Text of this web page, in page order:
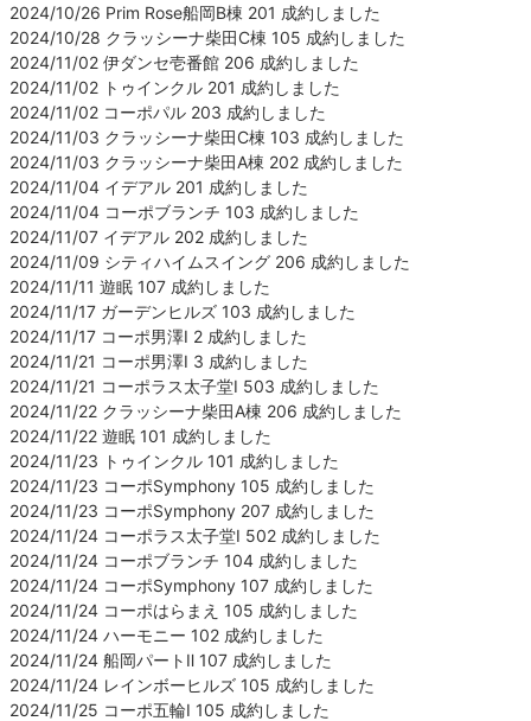
2024/10/26 Prim Rose船岡B棟 201 成約しました
2024/10/28 クラッシーナ柴田C棟 105 成約しました
2024/11/02 伊ダンセ壱番館 206 成約しました
2024/11/02 トゥインクル 201 成約しました
2024/11/02 コーポパル 203 成約しました
2024/11/03 クラッシーナ柴田C棟 103 成約しました
2024/11/03 クラッシーナ柴田A棟 202 成約しました
2024/11/04 イデアル 201 成約しました
2024/11/04 コーポブランチ 103 成約しました
2024/11/07 イデアル 202 成約しました
2024/11/09 シティハイムスイング 206 成約しました
2024/11/11 遊眠 107 成約しました
2024/11/17 ガーデンヒルズ 103 成約しました
2024/11/17 コーポ男澤Ⅰ 2 成約しました
2024/11/21 コーポ男澤Ⅰ 3 成約しました
2024/11/21 コーポラス太子堂Ⅰ 503 成約しました
2024/11/22 クラッシーナ柴田A棟 206 成約しました
2024/11/22 遊眠 101 成約しました
2024/11/23 トゥインクル 101 成約しました
2024/11/23 コーポSymphony 105 成約しました
2024/11/23 コーポSymphony 207 成約しました
2024/11/24 コーポラス太子堂Ⅰ 502 成約しました
2024/11/24 コーポブランチ 104 成約しました
2024/11/24 コーポSymphony 107 成約しました
2024/11/24 コーポはらまえ 105 成約しました
2024/11/24 ハーモニー 102 成約しました
2024/11/24 船岡パートⅡ 107 成約しました
2024/11/24 レインボーヒルズ 105 成約しました
2024/11/25 コーポ五輪Ⅰ 105 成約しました